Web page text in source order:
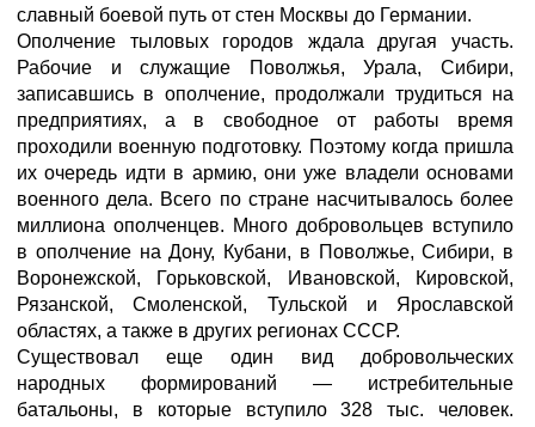
славный боевой путь от стен Москвы до Германии.
Ополчение тыловых городов ждала другая участь.
Рабочие и служащие Поволжья, Урала, Сибири,
записавшись в ополчение, продолжали трудиться на
предприятиях, а в свободное от работы время
проходили военную подготовку. Поэтому когда пришла
их очередь идти в армию, они уже владели основами
военного дела. Всего по стране насчитывалось более
миллиона ополченцев. Много добровольцев вступило
в ополчение на Дону, Кубани, в Поволжье, Сибири, в
Воронежской, Горьковской, Ивановской, Кировской,
Рязанской, Смоленской, Тульской и Ярославской
областях, а также в других регионах СССР.
Существовал еще один вид добровольческих
народных формирований — истребительные
батальоны, в которые вступило 328 тыс. человек.